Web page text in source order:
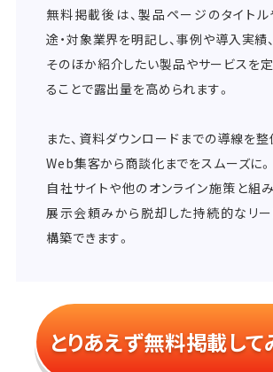
無料掲載後は、製品ページのタイト
途・対象業界を明記し、事例や導入実績、
そのほか紹介したい製品やサービスを
ることで露出量を高められます。
また、資料ダウンロードまでの導線を整
Web集客から商談化までをスムーズに。
自社サイトや他のオンライン施策と組
展示会頼みから脱却した持続的なリ
構築できます。
とりあえず無料掲載して